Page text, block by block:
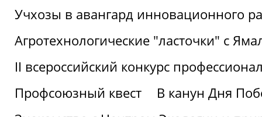
Учхозы в авангард инновационного
Агротехнологические "ласточки" с
II всероссийский конкурс
Профсоюзный квест
В канун Дня